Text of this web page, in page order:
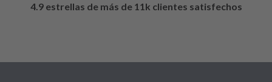
4.9 estrellas de más de 11k clientes satisfechos